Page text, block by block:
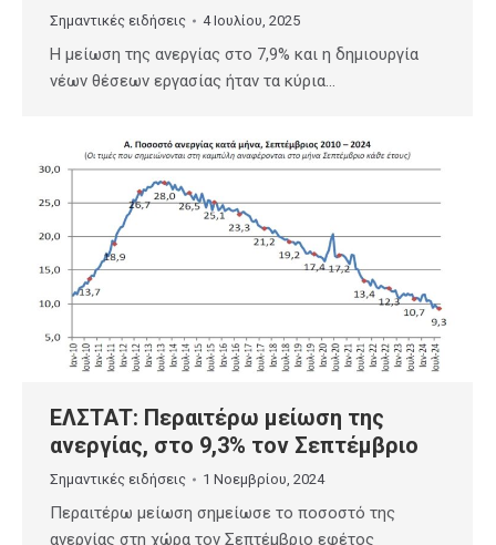
Σημαντικές ειδήσεις 4 Ιουλίου, 2025
Η μείωση της ανεργίας στο 7,9% και η δημιουργία
νέων θέσεων εργασίας ήταν τα κύρια…
ΕΛΣΤΑΤ: Περαιτέρω μείωση της
ανεργίας, στο 9,3% τον Σεπτέμβριο
Σημαντικές ειδήσεις 1 Νοεμβρίου, 2024
Περαιτέρω μείωση σημείωσε το ποσοστό της
ανεργίας στη χώρα τον Σεπτέμβριο εφέτος